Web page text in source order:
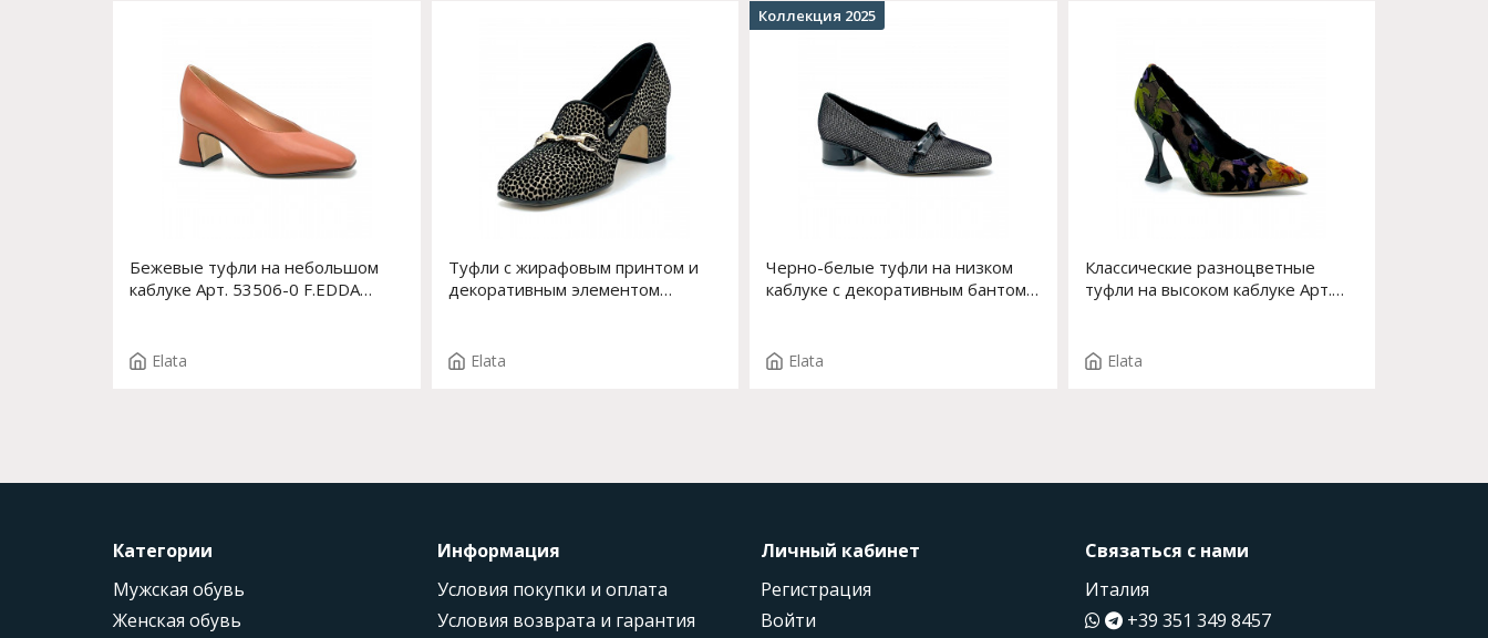
Бежевые туфли на небольшом
каблуке Арт. 53506-0 F.EDDA
Elata
Туфли с жирафовым принтом и
декоративным элементом
Elata
Черно-белые туфли на низком
каблуке с декоративным бантом
Elata
Коллекция 2025
Классические разноцветные
туфли на высоком каблуке Арт.
Elata
Категории
Мужская обувь
Женская обувь
Информация
Условия покупки и оплата
Условия возврата и гарантия
Личный кабинет
Регистрация
Войти
Связаться с нами
Италия
+39 351 349 8457